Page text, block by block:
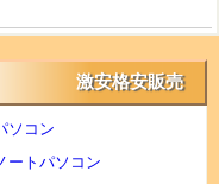
激安格安販売
ソコン
ートパソコン